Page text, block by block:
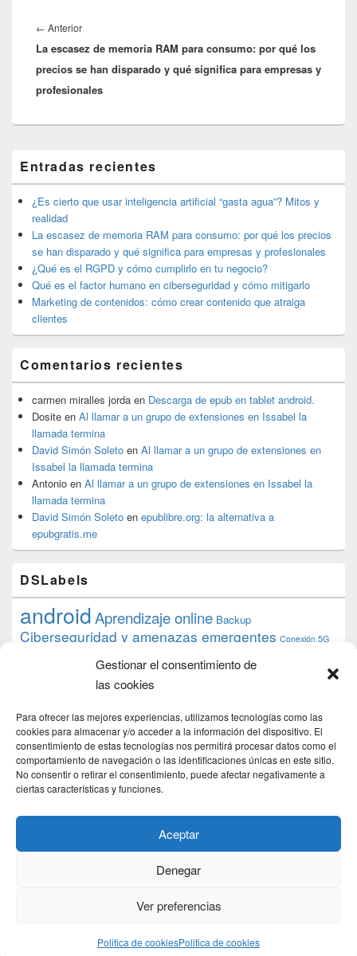
Gestionar el consentimiento de
las cookies
Para ofrecer las mejores experiencias, utilizamos tecnologías como las
cookies para almacenar y/o acceder a la información del dispositivo. El
consentimiento de estas tecnologías nos permitirá procesar datos como el
comportamiento de navegación o las identificaciones únicas en este sitio.
No consentir o retirar el consentimiento, puede afectar negativamente a
ciertas características y funciones.
Aceptar
Denegar
Ver preferencias
Politica de cookiesPolitica de cookies
de
entradas
← AnteriorEntrada
anterior:
La escasez de memoria RAM para consumo: por qué los
precios se han disparado y qué significa para empresas y
profesionales
área
de
widget
barra
lateral
primaria
Entradas recientes
¿Es cierto que usar inteligencia artificial “gasta agua”? Mitos y
realidad
La escasez de memoria RAM para consumo: por qué los precios
se han disparado y qué significa para empresas y profesionales
¿Qué es el RGPD y cómo cumplirlo en tu negocio?
Qué es el factor humano en ciberseguridad y cómo mitigarlo
Marketing de contenidos: cómo crear contenido que atraiga
clientes
Comentarios recientes
carmen miralles jorda en Descarga de epub en tablet android.
Dosite en Al llamar a un grupo de extensiones en Issabel la
llamada termina
David Simón Soleto en Al llamar a un grupo de extensiones en
Issabel la llamada termina
Antonio en Al llamar a un grupo de extensiones en Issabel la
llamada termina
David Simón Soleto en epublibre.org: la alternativa a
epubgratis.me
DSLabels
androidAprendizaje online Backup
Ciberseguridad y amenazas emergentes Conexión 5G
datos debian desarrollo web
Formación Google
iphone
proyecto PS4 python Raspberryraspberrypi
raspbian review Servidor Web Sostenibilidad
tecnológicaTecnología torrent
transmissiontutorial ubuntu server Windows
Theme: Catch Box byCatch Themes